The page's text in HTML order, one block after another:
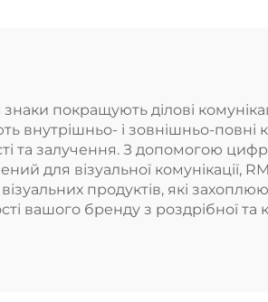
покращують ділові
внутрішньо- і зовнішньо-повні
та залучення. З допомогою
для візуальної комунікації,
продуктів, які
вашого бренду з роздрібної